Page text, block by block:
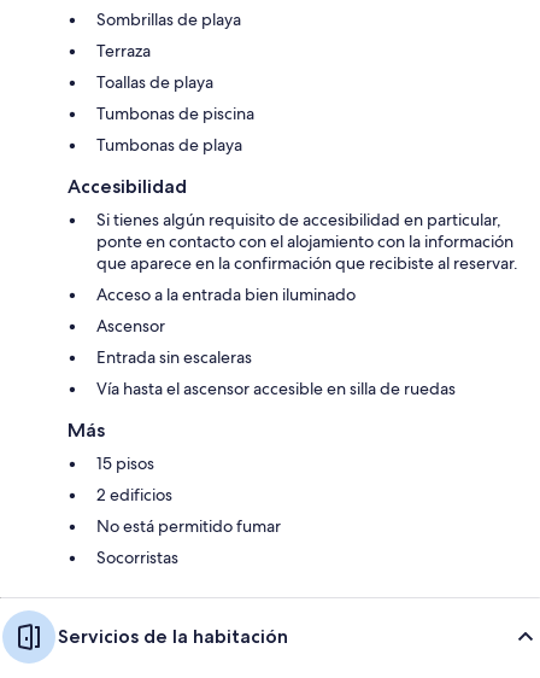
Sombrillas de playa
Terraza
Toallas de playa
Tumbonas de piscina
Tumbonas de playa
Accesibilidad
Si tienes algún requisito de accesibilidad en particular,
ponte en contacto con el alojamiento con la información
que aparece en la confirmación que recibiste al reservar.
Acceso a la entrada bien iluminado
Ascensor
Entrada sin escaleras
Vía hasta el ascensor accesible en silla de ruedas
Más
15 pisos
2 edificios
No está permitido fumar
Socorristas
Servicios de la habitación